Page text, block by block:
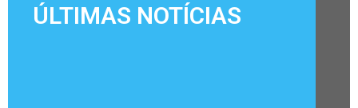
ÚLTIMAS NOTÍCIAS